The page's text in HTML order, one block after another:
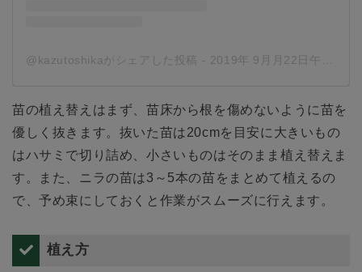
@kazutoshikaがシェアした投稿 - 2019年 9月月22日午後11時43分PDT
苗の植え替えはまず、苗床から根を傷めないように苗を
優しく抜きます。抜いた苗は20cmを目安に大きいもの
はハサミで切り詰め、小さいものはそのまま植え替えま
す。また、ニラの苗は3～5本の苗をまとめて植えるの
で、予め束にしておくと作業がスムーズに行えます。
植え方